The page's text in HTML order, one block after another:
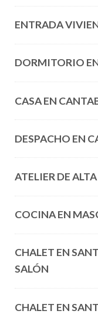
ENTRADA
DORMITORIO
CASA EN
DESPACHO EN
ATELIER DE
COCINA EN
CHALET EN
SALÓN
CHALET EN